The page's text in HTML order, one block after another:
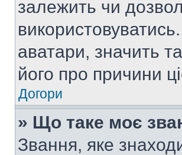
залежить чи
аватари, значить
його про причини
Догори
» Що таке моє
Звання, яке